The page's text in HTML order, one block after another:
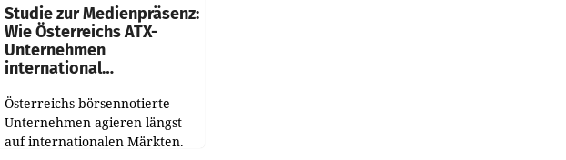
Studie zur Medienpräsenz:
Wie Österreichs ATX-
Unternehmen
international
Österreichs börsennotierte
Unternehmen agieren längst
auf internationalen Märkten.